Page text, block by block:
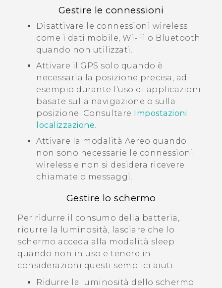
Gestire le connessioni
Disattivare le connessioni wireless
come i dati mobile, Wi‍-Fi o Bluetooth
quando non utilizzati.
Attivare il GPS solo quando è
necessaria la posizione precisa, ad
esempio durante l'uso di applicazioni
basate sulla navigazione o sulla
posizione. Consultare Impostazioni
localizzazione
Attivare la modalità Aereo quando
non sono necessarie le connessioni
wireless e non si desidera ricevere
chiamate o messaggi.
Gestire lo schermo
Per ridurre il consumo della batteria,
ridurre la luminosità, lasciare che lo
schermo acceda alla modalità sleep
quando non in uso e tenere in
considerazioni questi semplici aiuti.
Ridurre la luminosità dello schermo